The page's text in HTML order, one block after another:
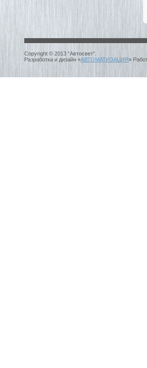
Copyright © 2013 “Автосвет”.
Разработка и дизайн «АВТОМАТИЗАЦИЯ»